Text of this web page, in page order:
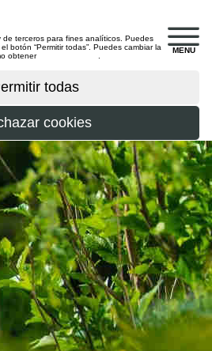
MENU
de terceros para fines analíticos. Puedes
botón “Permitir todas”. Puedes cambiar la
obtener